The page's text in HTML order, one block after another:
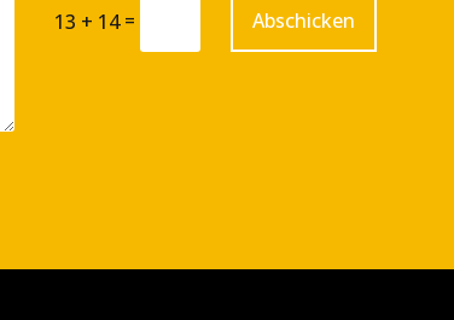
13 + 14= Abschicken